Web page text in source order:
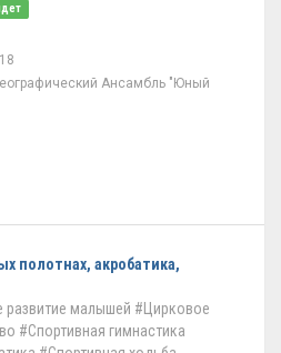
Ансамбль "Юный
полотнах, акробатика,
развитие малышей #Цирковое
#Спортивная гимнастика